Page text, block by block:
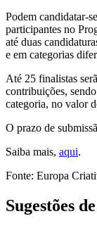
Podem candidatar-
participantes no
até duas
e em categorias
Até 25 finalistas
contribuições,
categoria, no valor
O prazo de
Saiba mais, aqui.
Fonte: Europa
Sugestões